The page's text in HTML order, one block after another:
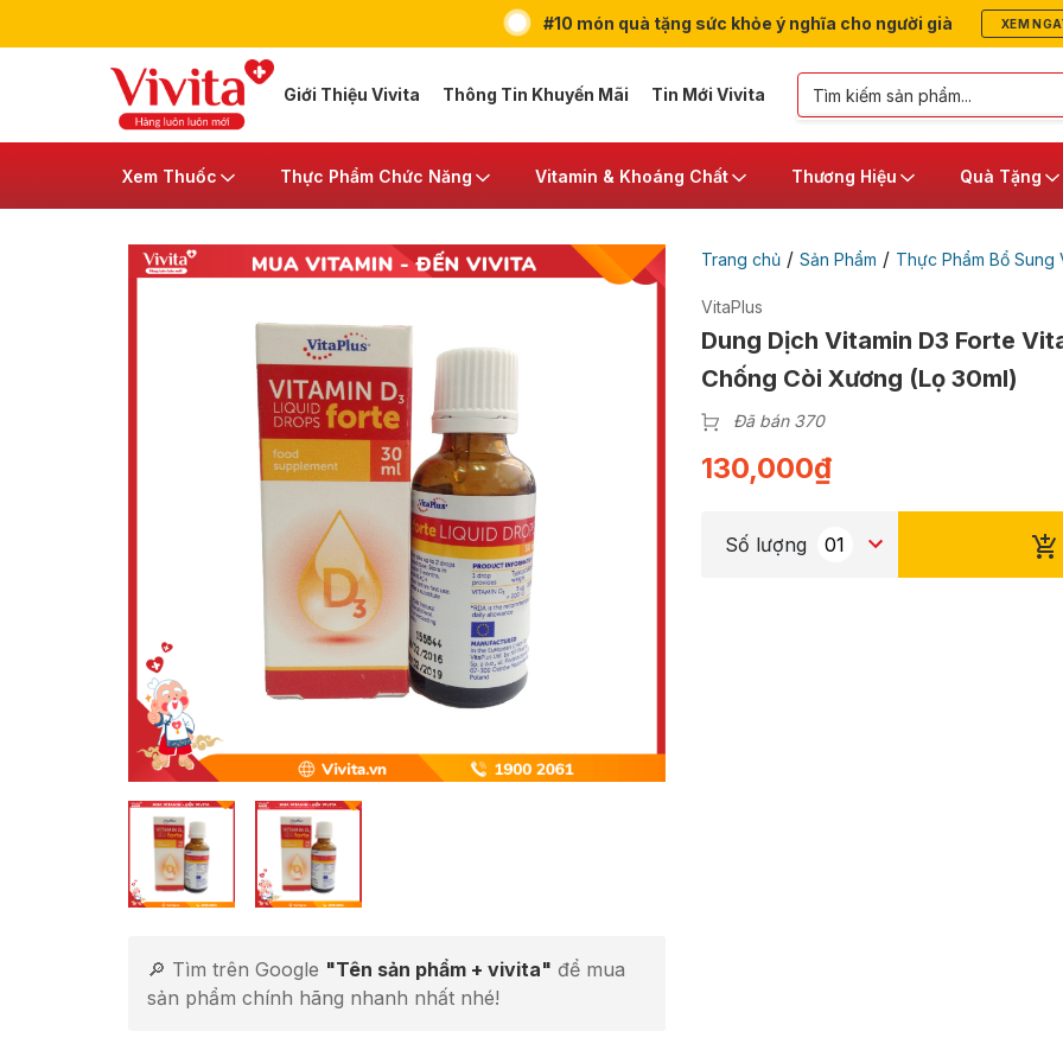
#10 món quà tặng sức khỏe ý nghĩa cho người già XEM
Giới Thiệu Vivita Thông Tin Khuyến Mãi Tin Mới Vivita
Xem Thuốc Thực Phẩm Chức Năng Vitamin & Khoáng Chất Thương Hiệu Quà Tặng
🔎 Tìm trên Google "Tên sản phẩm + vivita" để mua
sản phẩm chính hãng nhanh nhất nhé!
Trang chủ/ Sản Phẩm / Thực Phẩm Bổ Sung
VitaPlus
Dung Dịch Vitamin D3 Forte
Chống Còi Xương (Lọ 30ml)
Đã bán 370
130,000₫
Số lượng